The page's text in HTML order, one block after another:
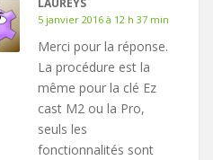
LAUREYS
5 janvier 2016 à 12 h 37 min
Merci pour la réponse.
La procédure est la
même pour la clé Ez
cast M2 ou la Pro,
seuls les
fonctionnalités sont